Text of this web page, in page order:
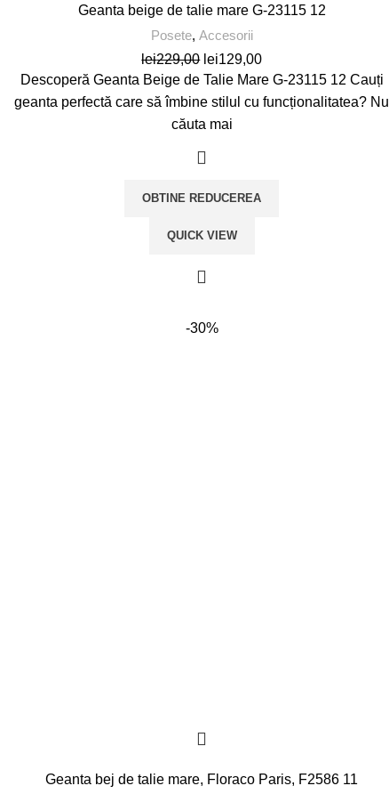
Geanta beige de talie mare G-23115 12
Posete, Accesorii
lei229,00 Prețul
inițial
fost:
lei229,00.
lei129,00Prețul
curent
este:
lei129,00.
Descoperă Geanta Beige de Talie Mare G-23115 12 Cauți
geanta perfectă care să îmbine stilul cu funcționalitatea? Nu
căuta mai
OBTINE REDUCEREA
QUICK VIEW
-30%
Geanta bej de talie mare, Floraco Paris, F2586 11